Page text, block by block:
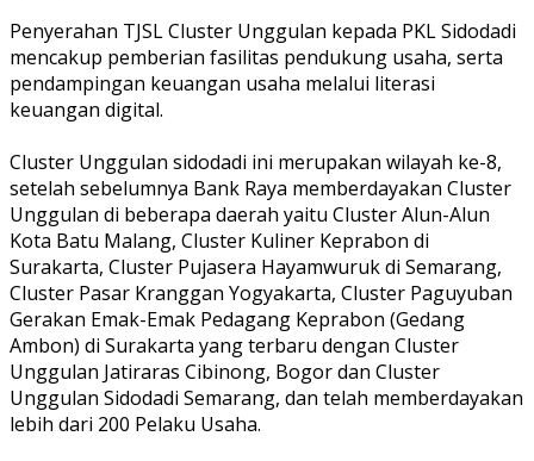
Penyerahan TJSL Cluster Unggulan kepada PKL Sidodadi
mencakup pemberian fasilitas pendukung usaha, serta
pendampingan keuangan usaha melalui literasi
keuangan digital.
Cluster Unggulan sidodadi ini merupakan wilayah ke-8,
setelah sebelumnya Bank Raya memberdayakan Cluster
Unggulan di beberapa daerah yaitu Cluster Alun-Alun
Kota Batu Malang, Cluster Kuliner Keprabon di
Surakarta, Cluster Pujasera Hayamwuruk di Semarang,
Cluster Pasar Kranggan Yogyakarta, Cluster Paguyuban
Gerakan Emak-Emak Pedagang Keprabon (Gedang
Ambon) di Surakarta yang terbaru dengan Cluster
Unggulan Jatiraras Cibinong, Bogor dan Cluster
Unggulan Sidodadi Semarang, dan telah memberdayakan
lebih dari 200 Pelaku Usaha.